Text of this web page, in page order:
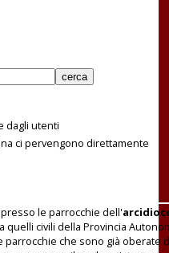
dagli utenti
ci pervengono direttamente
le parrocchie dell'
quelli civili della Provincia
parrocchie che sono già oberate